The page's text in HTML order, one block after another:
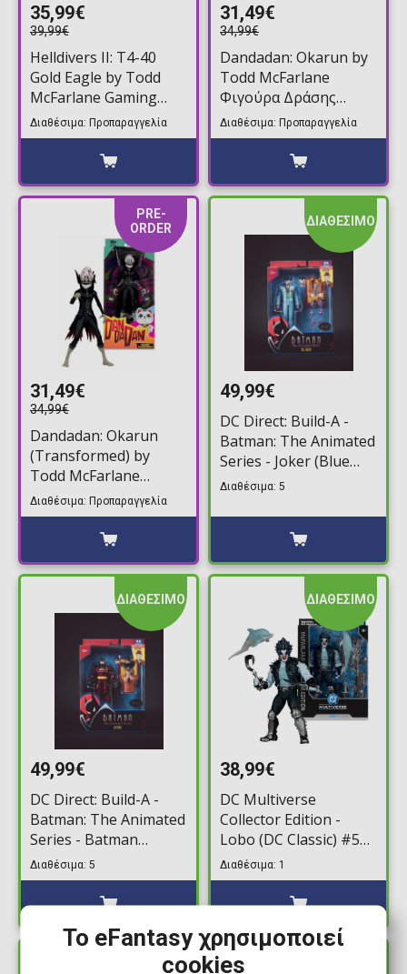
35,99€
39,99€
Helldivers II: T4-40
Gold Eagle by Todd
McFarlane Gaming
Edition Φιγούρα
Δράσης (18cm)
Διαθέσιμα: Προπαραγγελία
31,49€
34,99€
Dandadan: Okarun by
Todd McFarlane
Φιγούρα Δράσης
(19cm)
Διαθέσιμα: Προπαραγγελία
PRE-
ORDER
31,49€
34,99€
Dandadan: Okarun
(Transformed) by
Todd McFarlane
Φιγούρα Δράσης
(19cm)
Διαθέσιμα: Προπαραγγελία
ΔΙΑΘΕΣΙΜΟ
49,99€
DC Direct: Build-A -
Batman: The Animated
Series - Joker (Blue
Suit) by Todd
Δράσης (15cm)
(Platinum Edition)
Διαθέσιμα: 5
ΔΙΑΘΕΣΙΜΟ
49,99€
DC Direct: Build-A -
Batman: The Animated
Series - Batman
(Alternate
Expressions) by Todd
McFarlane Φιγούρα
(Platinum Edition)
Διαθέσιμα: 5
ΔΙΑΘΕΣΙΜΟ
38,99€
DC Multiverse
Collector Edition -
Lobo (DC Classic) #58
by Todd McFarlane
Φιγούρα Δράσης
Διαθέσιμα: 1
ΔΙΑΘΕΣΙΜΟ
Το eFantasy χρησιμοποιεί
cookies